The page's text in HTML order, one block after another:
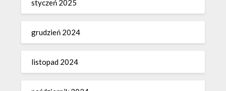
styczeń 2025
grudzień 2024
listopad 2024